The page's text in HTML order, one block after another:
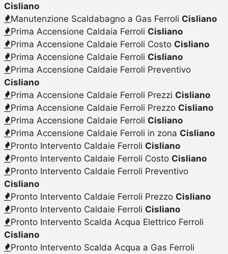
Cisliano
Manutenzione Scaldabagno a Gas Ferroli Cisliano
Prima Accensione Caldaia Ferroli Cisliano
Prima Accensione Caldaie Ferroli Costo Cisliano
Prima Accensione Caldaie Ferroli Cisliano
Prima Accensione Caldaie Ferroli Preventivo
Cisliano
Prima Accensione Caldaie Ferroli Prezzi Cisliano
Prima Accensione Caldaie Ferroli Prezzo Cisliano
Prima Accensione Caldaie Ferroli Cisliano
Prima Accensione Caldaie Ferroli in zona Cisliano
Pronto Intervento Caldaie Ferroli Cisliano
Pronto Intervento Caldaie Ferroli Costo Cisliano
Pronto Intervento Caldaie Ferroli Preventivo
Cisliano
Pronto Intervento Caldaie Ferroli Prezzo Cisliano
Pronto Intervento Caldaie Ferroli Cisliano
Pronto Intervento Scalda Acqua Elettrico Ferroli
Cisliano
Pronto Intervento Scalda Acqua a Gas Ferroli